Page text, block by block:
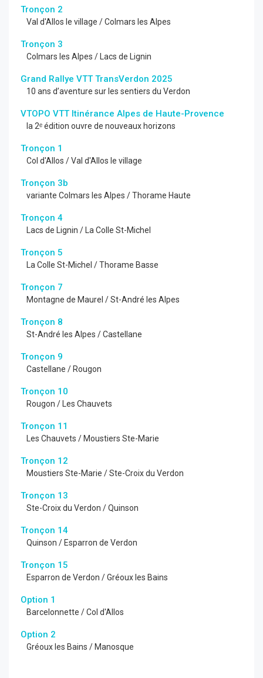
Tronçon 2
Val d'Allos le village / Colmars les Alpes
Tronçon 3
Colmars les Alpes / Lacs de Lignin
Grand Rallye VTT TransVerdon 2025
10 ans d’aventure sur les sentiers du Verdon
VTOPO VTT Itinérance Alpes de Haute-Provence
la 2ᵉ édition ouvre de nouveaux horizons
Tronçon 1
Col d'Allos / Val d'Allos le village
Tronçon 3b
variante Colmars les Alpes / Thorame Haute
Tronçon 4
Lacs de Lignin / La Colle St-Michel
Tronçon 5
La Colle St-Michel / Thorame Basse
Tronçon 7
Montagne de Maurel / St-André les Alpes
Tronçon 8
St-André les Alpes / Castellane
Tronçon 9
Castellane / Rougon
Tronçon 10
Rougon / Les Chauvets
Tronçon 11
Les Chauvets / Moustiers Ste-Marie
Tronçon 12
Moustiers Ste-Marie / Ste-Croix du Verdon
Tronçon 13
Ste-Croix du Verdon / Quinson
Tronçon 14
Quinson / Esparron de Verdon
Tronçon 15
Esparron de Verdon / Gréoux les Bains
Option 1
Barcelonnette / Col d'Allos
Option 2
Gréoux les Bains / Manosque